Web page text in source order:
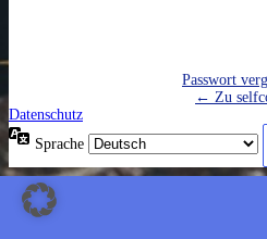
Passwort
← Zu
Datenschutz
Sprache